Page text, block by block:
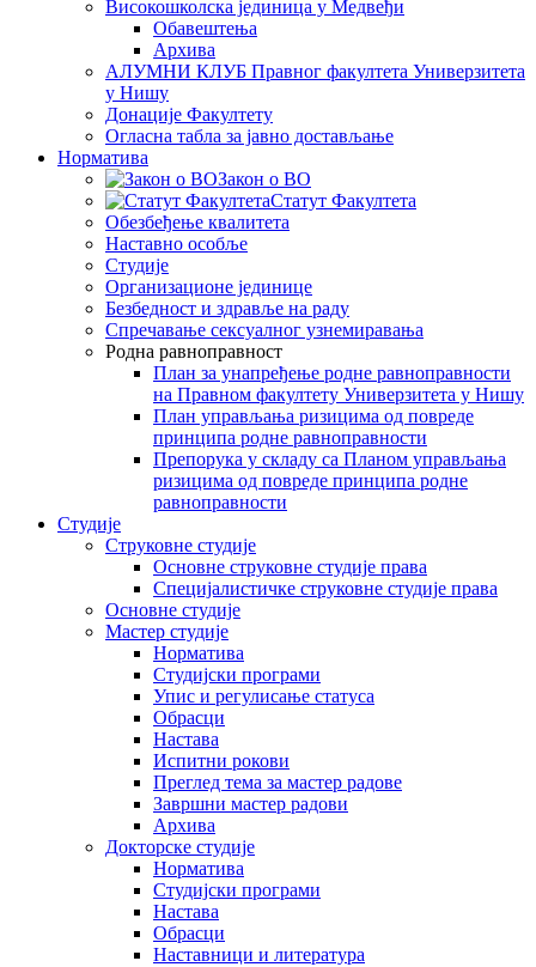
Високошколска јединица у Медвеђи
Обавештења
Архива
АЛУМНИ КЛУБ Правног факултета Универзитета
у Нишу
Донације Факултету
Огласна табла за јавно достављање
Норматива
Закон о ВО
Статут Факултета
Обезбеђење квалитета
Наставно особље
Студије
Организационе јединице
Безбедност и здравље на раду
Спречавање сексуалног узнемиравања
Родна равноправност
План за унапређење родне равноправности
на Правном факултету Универзитета у Нишу
План управљања ризицима од повреде
принципа родне равноправности
Препорука у складу са Планом управљања
ризицима од повреде принципа родне
равноправности
Студије
Струковне студије
Основне струковне студије права
Специјалистичке струковне студије права
Основне студије
Мастер студије
Норматива
Студијски програми
Упис и регулисање статуса
Обрасци
Настава
Испитни рокови
Преглед тема за мастер радове
Завршни мастер радови
Архива
Докторске студије
Норматива
Студијски програми
Настава
Обрасци
Наставници и литература